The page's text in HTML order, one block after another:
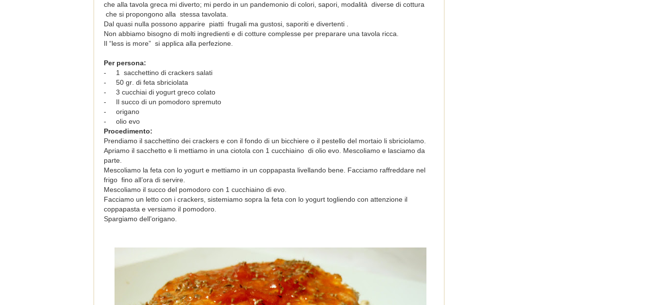
che alla tavola greca mi diverto; mi perdo in un pandemonio di colori, sapori, modalità diverse di cottura
che si propongono alla stessa tavolata.
Dal quasi nulla possono apparire piatti frugali ma gustosi, saporiti e divertenti .
Non abbiamo bisogno di molti ingredienti e di cotture complesse per preparare una tavola ricca.
Il “less is more” si applica alla perfezione.
Per persona:
-
1 sacchettino di crackers salati
-
50 gr di feta sbriciolata
-
3 cucchiai di yogurt greco colato
-
succo di un pomodoro spremuto
-
οrigano
-
ο lio evo
Procedimento:
Prendiamo il sacchettino dei crackers e con il fondo di un bicchiere o il pestello del mortaio li sbriciolamo.
Apriamo il sacchetto e li mettiamo in una ciotola con 1 cucchiaino di olio evo. Mescoliamo e lasciamo da
parte.
Mescoliamo la feta con lo yogurt e mettiamo in un coppapasta livellando bene. Facciamo raffreddare nel
frigo fino all’ora di servire.
Mescoliamo il succo del pomodoro con 1 cucchiaino di evo.
Facciamo un letto con i crackers, sistemiamo sopra la feta con lo yogurt togliendo con attenzione il
coppapasta e versiamo il pomodoro.
Spargiamo dell’origano.